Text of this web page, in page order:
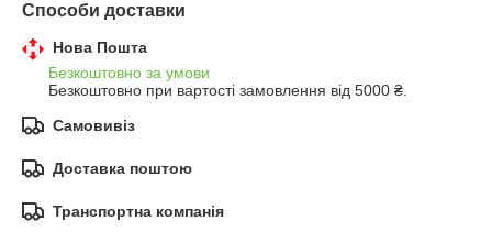
Способи доставки
Нова Пошта
Безкоштовно за умови
Безкоштовно при вартості замовлення від 5000 ₴.
Самовивіз
Доставка поштою
Транспортна компанія